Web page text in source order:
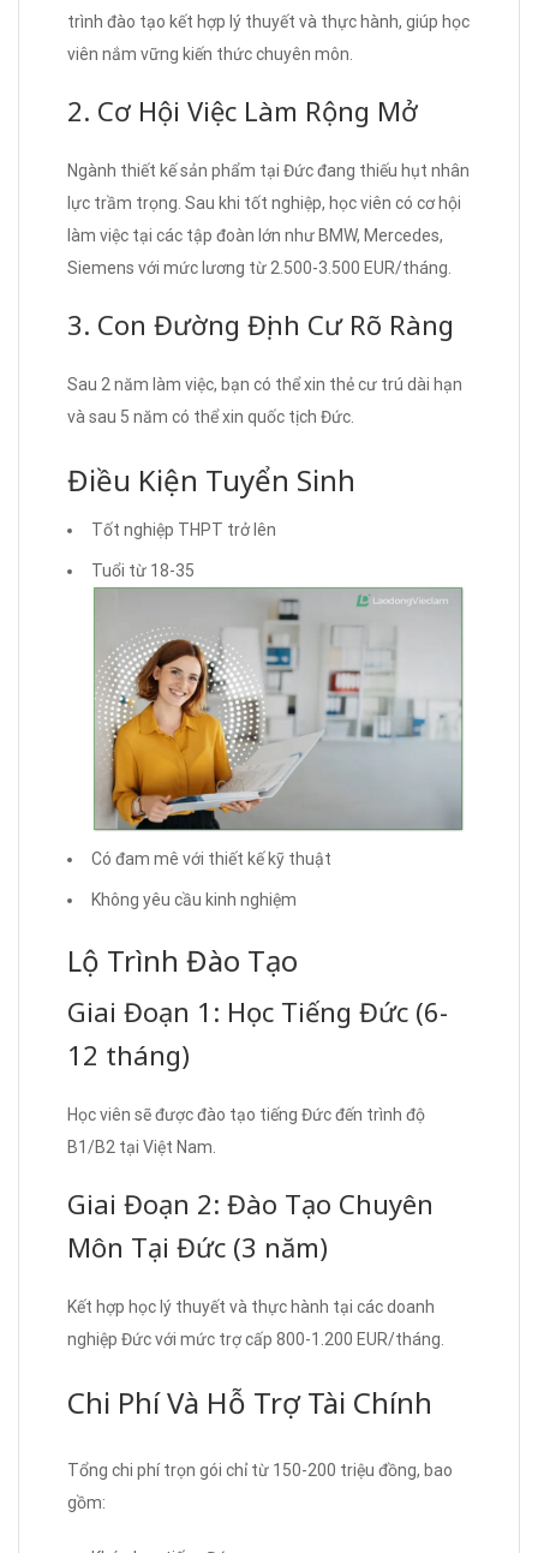
trình đào tạo kết hợp lý thuyết và thực hành, giúp học
viên nắm vững kiến thức chuyên môn.
2. Cơ Hội Việc Làm Rộng Mở
Ngành thiết kế sản phẩm tại Đức đang thiếu hụt nhân
lực trầm trọng. Sau khi tốt nghiệp, học viên có cơ hội
làm việc tại các tập đoàn lớn như BMW, Mercedes,
Siemens với mức lương từ 2.500-3.500 EUR/tháng.
3. Con Đường Định Cư Rõ Ràng
Sau 2 năm làm việc, bạn có thể xin thẻ cư trú dài hạn
và sau 5 năm có thể xin quốc tịch Đức.
Điều Kiện Tuyển Sinh
Tốt nghiệp THPT trở lên
Tuổi từ 18-35
Có đam mê với thiết kế kỹ thuật
Không yêu cầu kinh nghiệm
Lộ Trình Đào Tạo
Giai Đoạn 1: Học Tiếng Đức (6-
12 tháng)
Học viên sẽ được đào tạo tiếng Đức đến trình độ
B1/B2 tại Việt Nam.
Giai Đoạn 2: Đào Tạo Chuyên
Môn Tại Đức (3 năm)
Kết hợp học lý thuyết và thực hành tại các doanh
nghiệp Đức với mức trợ cấp 800-1.200 EUR/tháng.
Chi Phí Và Hỗ Trợ Tài Chính
Tổng chi phí trọn gói chỉ từ 150-200 triệu đồng, bao
gồm: